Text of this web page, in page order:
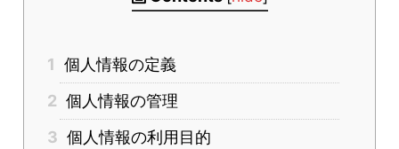
1 個人情報の定義
2 個人情報の管理
3 個人情報の利用目的